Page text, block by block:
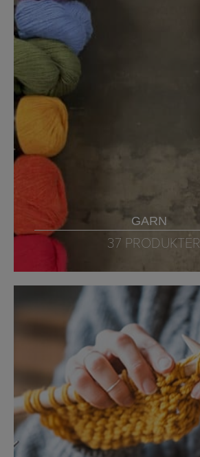
GARN
37 PRODUKTER